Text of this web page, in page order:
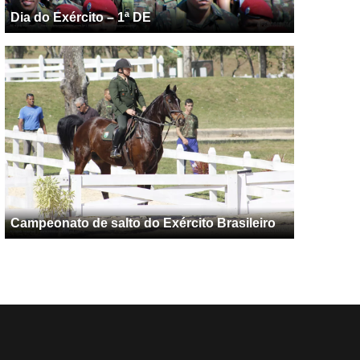
Dia do Exército – 1ª DE
Campeonato de salto do Exército Brasileiro